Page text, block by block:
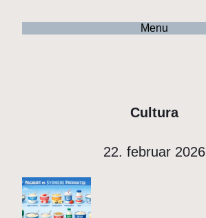
Menu
Cultura
22. februar 2026